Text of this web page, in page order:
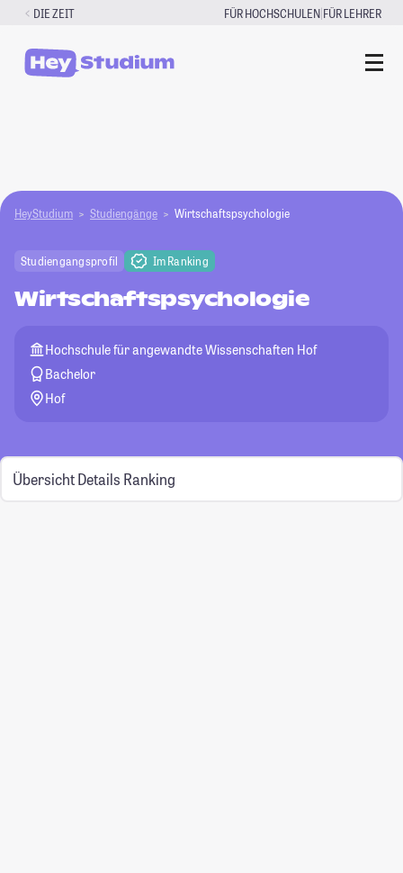
Zum
springen
DIE ZEIT FÜR HOCHSCHULEN|FÜR LEHRER
HeyStudium Studiengänge Wirtschaftspsychologie
Studiengangsprofil Im Ranking
Wirtschaftspsychologie
Hochschule für angewandte Wissenschaften Hof
Bachelor
Hof
Übersicht Details Ranking